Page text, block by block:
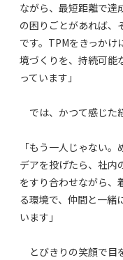
ながら、最短距離で達
の困りごとがあれば、
です。TPMをきっかけ
境づくりを、持続可能
っています」
では、かつて感じた
「もう一人じゃない
デアを投げたら、社内
をすり合わせながら、
る環境で、仲間と一緒
います」
とびきりの笑顔で目